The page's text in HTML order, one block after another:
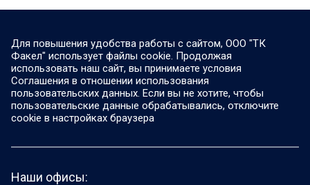
Для повышения удобства работы с сайтом, ООО "ТК
Факел" использует файлы cookie. Продолжая
использовать наш сайт, вы принимаете условия
Соглашения в отношении использования
пользовательских данных. Если вы не хотите, чтобы
пользовательские данные обрабатывались, отключите
cookie в настройках браузера
Наши офисы: